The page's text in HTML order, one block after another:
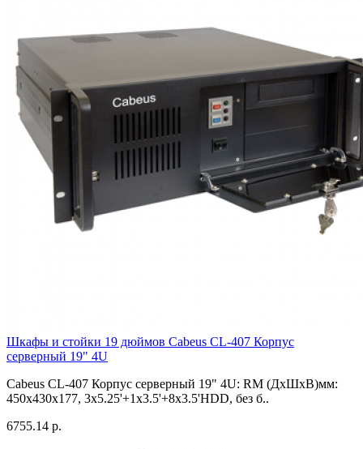
Шкафы и стойки 19 дюймов Cabeus CL-407 Корпус
cерверный 19" 4U
Cabeus CL-407 Корпус cерверный 19" 4U: RM (ДxШxВ)мм:
450x430x177, 3x5.25'+1x3.5'+8x3.5'HDD, без б..
6755.14 р.